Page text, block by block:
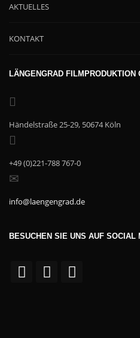
AKTUELLES
KONTAKT
LÄNGENGRAD FILMPRODUKTION
Händelstraße 25-29, 50674 Köln
+49 (0)221-788 767-0
info@laengengrad.de
BESUCHEN SIE UNS AUF SOCIAL